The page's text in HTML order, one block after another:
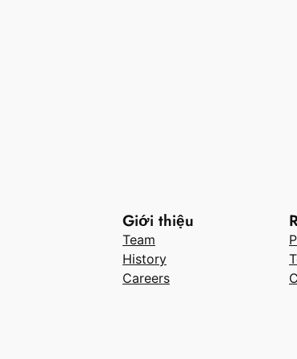
Giới thiệu
Team
History
Careers